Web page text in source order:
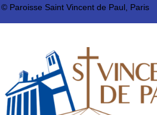
© Paroisse Saint Vincent de Paul, Paris